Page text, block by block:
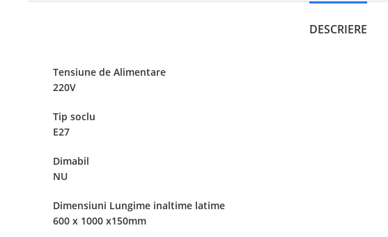
DESCRIERE
Tensiune de Alimentare
220V
Tip soclu
E27
Dimabil
NU
Dimensiuni Lungime inaltime latime
600 x 1000 x150mm